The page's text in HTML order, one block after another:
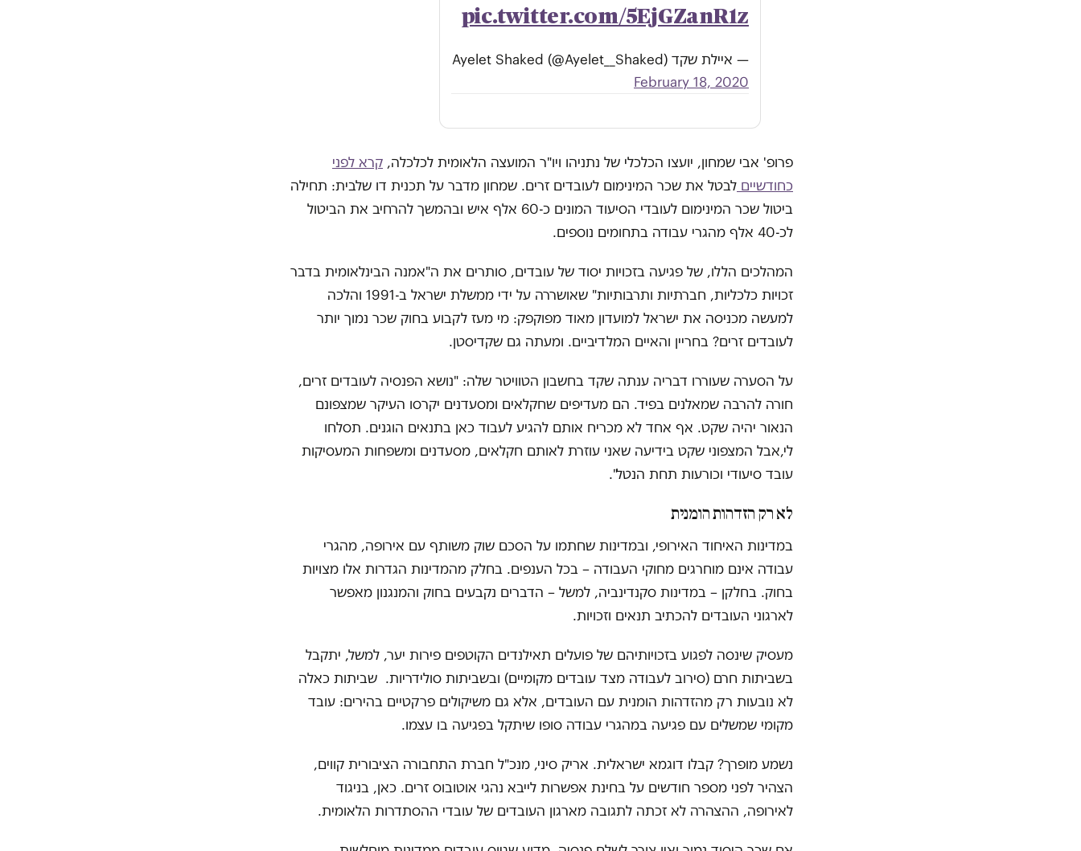
pic.twitter.com/5EjGZanR1z
— איילת שקד Ayelet Shaked (@Ayelet__Shaked)
February 18, 2020
פרופ' אבי שמחון, יועצו הכלכלי של נתניהו ויו"ר המועצה הלאומית לכלכלה, קרא לפני
כחודשיים לבטל את שכר המינימום לעובדים זרים. שמחון מדבר על תכנית דו שלבית: תחילה
ביטול שכר המינימום לעובדי הסיעוד המונים כ-60 אלף איש ובהמשך להרחיב את הביטול
לכ-40 אלף מהגרי עבודה בתחומים נוספים.
המהלכים הללו, של פגיעה בזכויות יסוד של עובדים, סותרים את ה"אמנה הבינלאומית בדבר
זכויות כלכליות, חברתיות ותרבותיות" שאושררה על ידי ממשלת ישראל ב-1991 והלכה
למעשה מכניסה את ישראל למועדון מאוד מפוקפק: מי מעז לקבוע בחוק שכר נמוך יותר
לעובדים זרים? בחריין והאיים המלדיביים. ומעתה גם שקדיסטן.
על הסערה שעוררו דבריה ענתה שקד בחשבון הטוויטר שלה: "נושא הפנסיה לעובדים זרים,
חורה להרבה שמאלנים בפיד. הם מעדיפים שחקלאים ומסעדנים יקרסו העיקר שמצפונם
הנאור יהיה שקט. אף אחד לא מכריח אותם להגיע לעבוד כאן בתנאים הוגנים. תסלחו
לי,אבל המצפוני שקט בידיעה שאני עוזרת לאותם חקלאים, מסעדנים ומשפחות המעסיקות
עובד סיעודי וכורעות תחת הנטל".
לא רק הזדהות הומנית
במדינות האיחוד האירופי, ובמדינות שחתמו על הסכם שוק משותף עם אירופה, מהגרי
עבודה אינם מוחרגים מחוקי העבודה – בכל הענפים. בחלק מהמדינות הגדרות אלו מצויות
בחוק. בחלקן – במדינות סקנדינביה, למשל – הדברים נקבעים בחוק והמנגנון מאפשר
לארגוני העובדים להכתיב תנאים וזכויות.
מעסיק שינסה לפגוע בזכויותיהם של פועלים תאילנדים הקוטפים פירות יער, למשל, יתקבל
בשביתות חרם (סירוב לעבודה מצד עובדים מקומיים) ובשביתות סולידריות. שביתות כאלה
לא נובעות רק מהזדהות הומנית עם העובדים, אלא גם משיקולים פרקטיים בהירים: עובד
מקומי שמשלים עם פגיעה במהגרי עבודה סופו שיתקל בפגיעה בו עצמו.
נשמע מופרך? קבלו דוגמא ישראלית. אריק סיני, מנכ"ל חברת התחבורה הציבורית קווים,
הצהיר לפני מספר חודשים על בחינת אפשרות לייבא נהגי אוטובוס זרים. כאן, בניגוד
לאירופה, ההצהרה לא זכתה לתגובה מארגון העובדים של עובדי ההסתדרות הלאומית.